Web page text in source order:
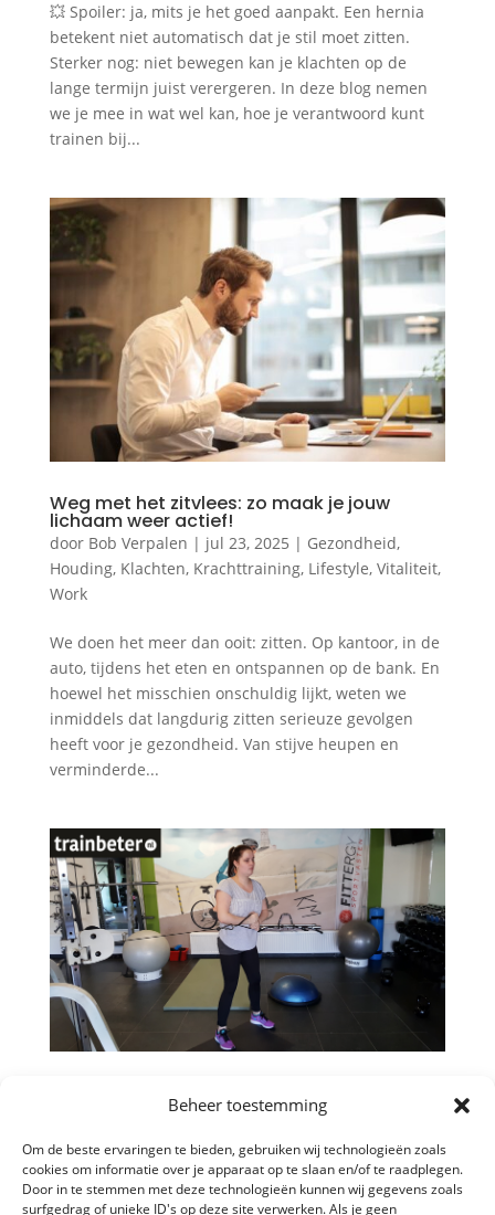
Beheer toestemming
Om de beste ervaringen te bieden, gebruiken wij technologieën zoals
cookies om informatie over je apparaat op te slaan en/of te raadplegen.
Door in te stemmen met deze technologieën kunnen wij gegevens zoals
surfgedrag of unieke ID's op deze site verwerken. Als je geen
💥 Spoiler: ja, mits je het goed aanpakt. Een hernia
betekent niet automatisch dat je stil moet zitten.
Sterker nog: niet bewegen kan je klachten op de
lange termijn juist verergeren. In deze blog nemen
we je mee in wat wel kan, hoe je verantwoord kunt
trainen bij...
Weg met het zitvlees: zo maak je jouw
lichaam weer actief!
door Bob Verpalen | jul 23, 2025 | Gezondheid,
Houding, Klachten, Krachttraining, Lifestyle, Vitaliteit,
Work
We doen het meer dan ooit: zitten. Op kantoor, in de
auto, tijdens het eten en ontspannen op de bank. En
hoewel het misschien onschuldig lijkt, weten we
inmiddels dat langdurig zitten serieuze gevolgen
heeft voor je gezondheid. Van stijve heupen en
verminderde...
Core press: uitleg techniek + foto’s
Bob Verpalen|sep 24, 2018|Core stability
Fitness
Oefeningen , Personal Training Spiergroei
De core press is een oefening die maar weinig